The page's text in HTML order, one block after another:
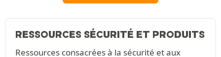
RESSOURCES SÉCURITÉ ET PRODUITS
Ressources consacrées à la sécurité et aux